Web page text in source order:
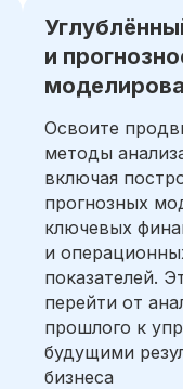
и
Освоите
методы
включая
прогнозных
ключевых
и
показателей.
перейти от
прошлого к
будущими
бизнеса